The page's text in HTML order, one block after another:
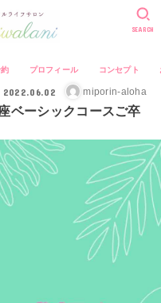
プロフィール コンセプト
SEARCH
2022.06.02 miporin-aloha
ベーシックコースご卒